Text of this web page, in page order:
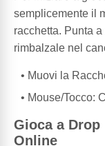
semplicemente il
racchetta. Punta
rimbalzale nel
Muovi la
Mouse/Tocco:
Gioca a Drop
Online